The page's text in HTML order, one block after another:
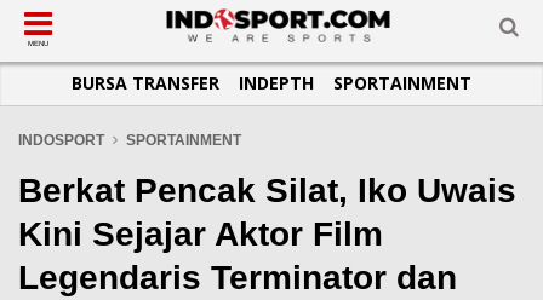
SUB-MENU
SEPAKBOLA
LIGA INGGRIS
LIGA ITALIA
LIGA SPANYOL
SUB-MENU
SPORTAINMENT
SUB-MENU
OTOMOTIF
OTOMANIA
SUB-MENU
BASKET
FUTSAL
OLIMPIK
E-SPORT
SUB-MENU
JADWAL
SUB-MENU
TOPIK HARI INI
INFOGRAFIS
GALERI FOTO
TEMPAT OLAHRAGA
MENU
BURSA TRANSFER INDEPTH SPORTAINMENT
INDOSPORT SPORTAINMENT
Berkat Pencak Silat, Iko Uwais
Kini Sejajar Aktor Film
Legendaris Terminator dan